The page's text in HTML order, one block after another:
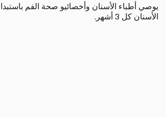
يوصي أطباء الأسنان وأخصائيو صحة الفم
الأسنان كل 3 أشهر.